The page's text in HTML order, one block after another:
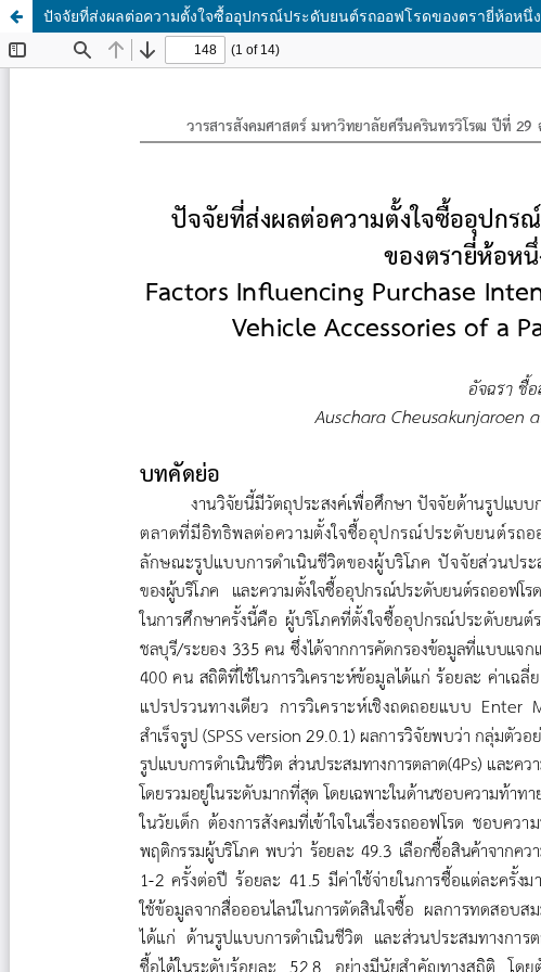
ปัจจัยที่ส่งผลต่อความตั้งใจซื้ออุปกรณ์ประดับยนต์รถออฟโรดของตรายี่ห้อหนึ่ง